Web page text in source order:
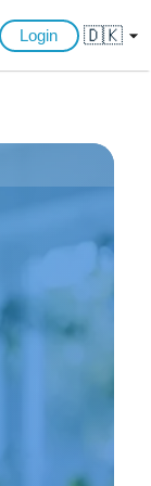
Login 🇩🇰 arrow_drop_down